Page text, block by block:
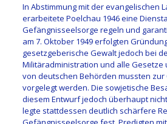
In Abstimmung mit der evangelischen
erarbeitete Poelchau 1946 eine
Gefängnisseelsorge regeln und
am 7. Oktober 1949 erfolgten
gesetzgeberische Gewalt jedoch bei
Militäradministration und alle Gesetze
von deutschen Behörden mussten zur
vorgelegt werden. Die sowjetische
diesem Entwurf jedoch überhaupt
legte stattdessen deutlich schärfere